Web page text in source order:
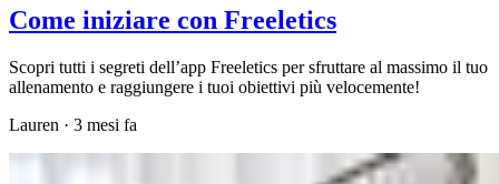
Come iniziare con Freeletics
Scopri tutti i segreti dell’app Freeletics per sfruttare al massimo il tuo
allenamento e raggiungere i tuoi obiettivi più velocemente!
Lauren · 3 mesi fa